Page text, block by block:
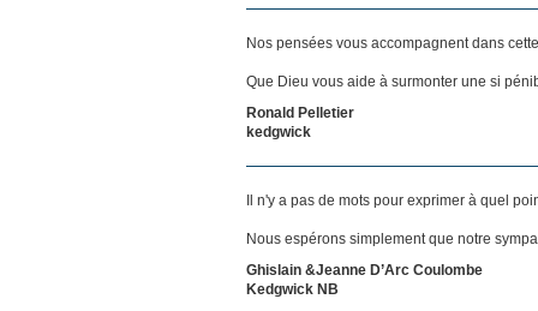
Nos pensées vous accompagnent dans
Que Dieu vous aide à surmonter une si
Ronald Pelletier
kedgwick
Il n'y a pas de mots pour exprimer à quel
Nous espérons simplement que notre
Ghislain &Jeanne D’Arc Coulombe
Kedgwick NB